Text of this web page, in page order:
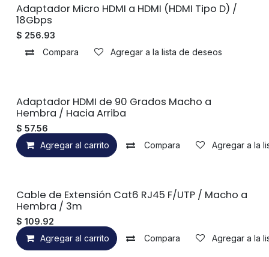
Sin existencias
Adaptador Micro HDMI a HDMI (HDMI Tipo D) /
18Gbps
$ 256.93
Compara
Agregar a la lista de deseos
Adaptador HDMI de 90 Grados Macho a
Hembra / Hacia Arriba
$ 57.56
Agregar al carrito
Compara Agregar a la
Cable de Extensión Cat6 RJ45 F/UTP / Macho a
Hembra / 3m
$ 109.92
Agregar al carrito
Compara Agregar a la